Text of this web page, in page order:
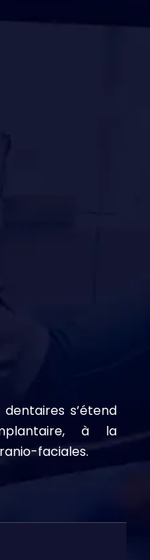
s’étend
à la
faciales.